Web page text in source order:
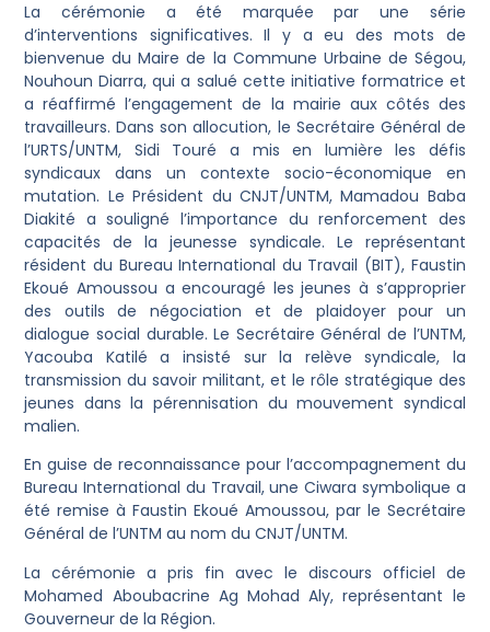
La cérémonie a été marquée par une série
d’interventions significatives. Il y a eu des mots de
bienvenue du Maire de la Commune Urbaine de Ségou,
Nouhoun Diarra, qui a salué cette initiative formatrice et
a réaffirmé l’engagement de la mairie aux côtés des
travailleurs. Dans son allocution, le Secrétaire Général de
l’URTS/UNTM, Sidi Touré a mis en lumière les défis
syndicaux dans un contexte socio-économique en
mutation. Le Président du CNJT/UNTM, Mamadou Baba
Diakité a souligné l’importance du renforcement des
capacités de la jeunesse syndicale. Le représentant
résident du Bureau International du Travail (BIT), Faustin
Ekoué Amoussou a encouragé les jeunes à s’approprier
des outils de négociation et de plaidoyer pour un
dialogue social durable. Le Secrétaire Général de l’UNTM,
Yacouba Katilé a insisté sur la relève syndicale, la
transmission du savoir militant, et le rôle stratégique des
jeunes dans la pérennisation du mouvement syndical
malien.
En guise de reconnaissance pour l’accompagnement du
Bureau International du Travail, une Ciwara symbolique a
été remise à Faustin Ekoué Amoussou, par le Secrétaire
Général de l’UNTM au nom du CNJT/UNTM.
La cérémonie a pris fin avec le discours officiel de
Mohamed Aboubacrine Ag Mohad Aly, représentant le
Gouverneur de la Région.